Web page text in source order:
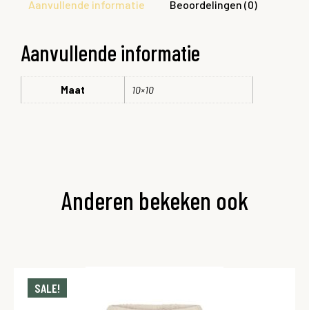
Aanvullende informatie Beoordelingen (0)
Aanvullende informatie
Maat 10×10
Anderen bekeken ook
SALE!